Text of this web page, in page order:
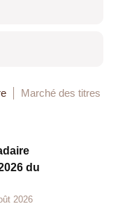
Marché des titres
du
2026